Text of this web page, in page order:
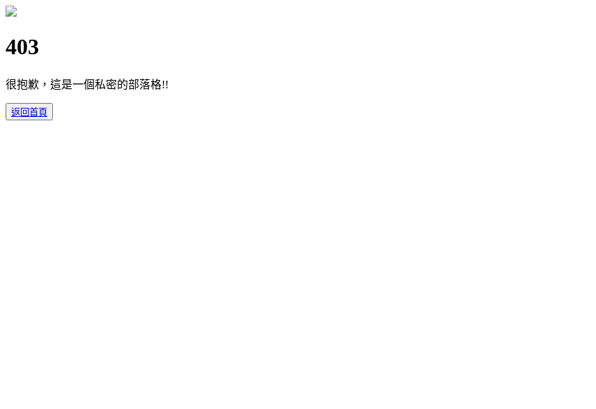
403
很抱歉，這是一個私密的部落格!!
返回首頁